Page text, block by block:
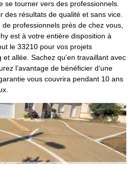
se tourner vers des professionnels.
des résultats de qualité et sans vice.
professionnels près de chez vous,
est à votre entière disposition à
le 33210 pour vos projets
et allée. Sachez qu’en travaillant avec
l’avantage de bénéficier d’une
vous couvrira pendant 10 ans